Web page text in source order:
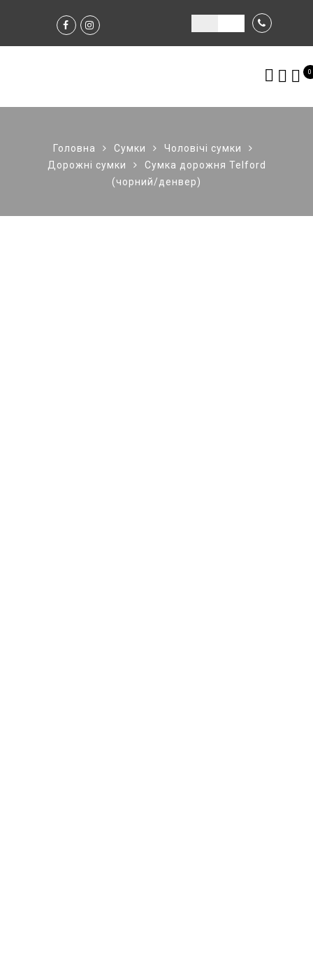
0
Головна Сумки
Чоловічі сумки
Дорожні сумки
Сумка дорожня Telford
(чорний/денвер)